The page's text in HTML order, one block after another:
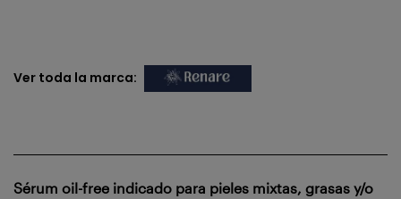
Ver toda la marca:
Sérum oil-free indicado para pieles mixtas, grasas y/o